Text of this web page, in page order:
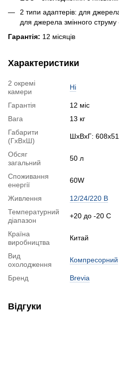
2 типи адаптерів: для
для джерела змінного
Гарантія: 12 місяців
Характеристики
2 окремі
камери
Ні
Гарантія
12 міс
Вага
13 кг
Габарити
(ГхВхШ)
ШхВхГ:
Обсяг
загальний
50 л
Споживання
енергії
60W
Живлення
12/24/220 В
Температурний
діапазон
+20 до -20 С
Країна
виробництва
Китай
Вид
охолодження
Компресорний
Бренд Brevia
Відгуки